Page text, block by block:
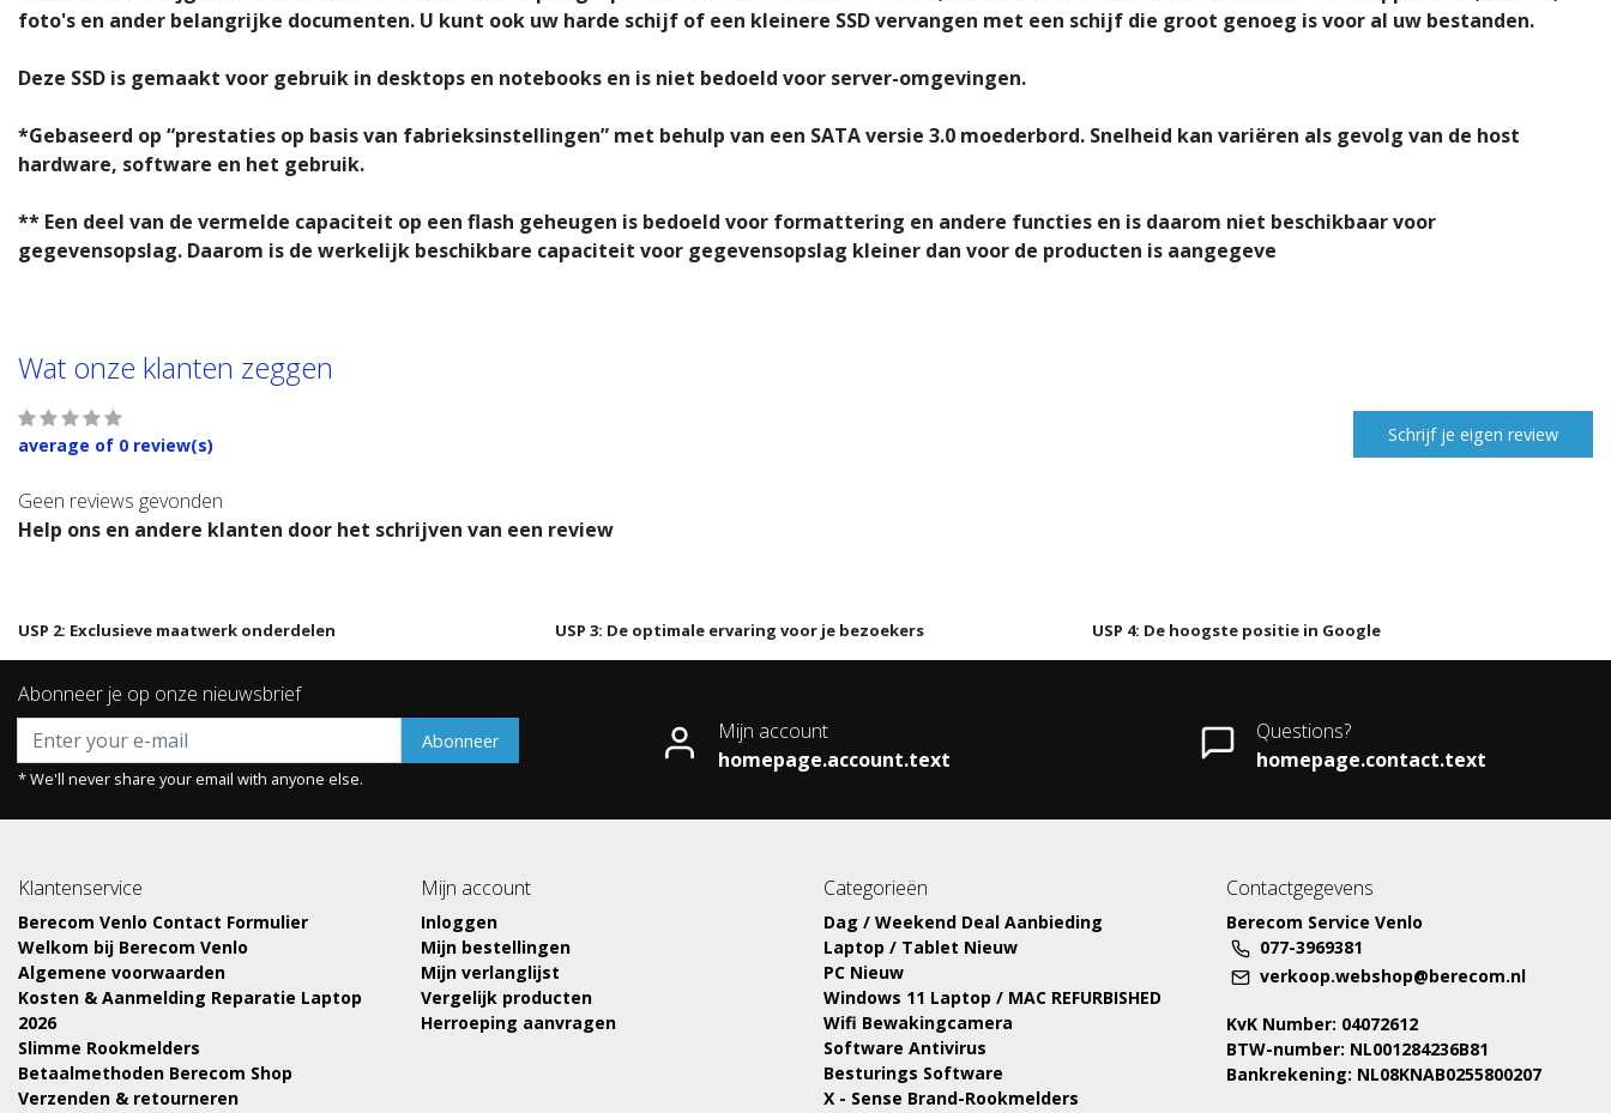
foto's en ander belangrijke documenten. U kunt ook uw harde schijf of een kleinere SSD vervangen met een schijf die groot genoeg is voor al uw bestanden.
Deze SSD is gemaakt voor gebruik in desktops en notebooks en is niet bedoeld voor server-omgevingen.
*Gebaseerd op “prestaties op basis van fabrieksinstellingen” met behulp van een SATA versie 3.0 moederbord. Snelheid kan variëren als gevolg van de host
hardware, software en het gebruik.
** Een deel van de vermelde capaciteit op een flash geheugen is bedoeld voor formattering en andere functies en is daarom niet beschikbaar voor
gegevensopslag. Daarom is de werkelijk beschikbare capaciteit voor gegevensopslag kleiner dan voor de producten is aangegeve
Wat onze klanten zeggen
average of 0 review(s) Schrijf je eigen review
Geen reviews gevonden
Help ons en andere klanten door het schrijven van een review
USP 2: Exclusieve maatwerk onderdelen USP 3: De optimale ervaring voor je bezoekers USP 4: De hoogste positie in Google
Abonneer je op onze nieuwsbrief
Abonneer
* We'll never share your email with anyone else.
Mijn account
homepage.account.text
Questions?
homepage.contact.text
Klantenservice
Berecom Venlo Contact Formulier
Welkom bij Berecom Venlo
Algemene voorwaarden
Kosten & Aanmelding Reparatie Laptop
2026
Slimme Rookmelders
Betaalmethoden Berecom Shop
Verzenden & retourneren
Mijn account
Inloggen
Mijn bestellingen
Mijn verlanglijst
Vergelijk producten
Herroeping aanvragen
Categorieën
Dag / Weekend Deal Aanbieding
Laptop / Tablet Nieuw
PC Nieuw
Windows 11 Laptop / MAC REFURBISHED
Wifi Bewakingcamera
Software Antivirus
Besturings Software
X - Sense Brand-Rookmelders
Contactgegevens
Berecom Service Venlo
077-3969381
verkoop.webshop@berecom.nl
KvK Number: 04072612
BTW-number: NL001284236B81
Bankrekening: NL08KNAB0255800207